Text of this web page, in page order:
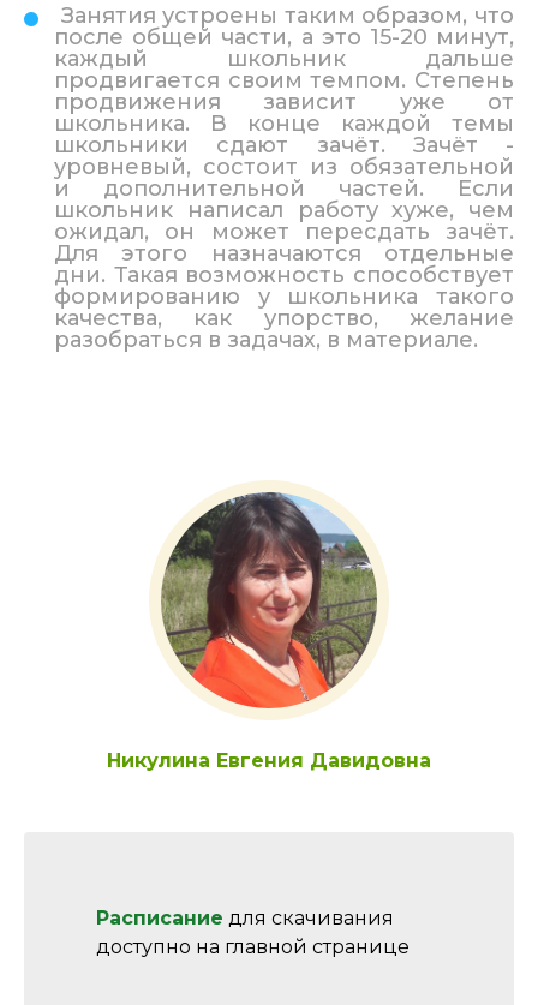
Занятия устроены таким образом, что
после общей части, а это 15-20 минут,
каждый школьник дальше
продвигается своим темпом. Степень
продвижения зависит уже от
школьника. В конце каждой темы
школьники сдают зачёт. Зачёт -
уровневый, состоит из обязательной
и дополнительной частей. Если
школьник написал работу хуже, чем
ожидал, он может пересдать зачёт.
Для этого назначаются отдельные
дни. Такая возможность способствует
формированию у школьника такого
качества, как упорство, желание
разобраться в задачах, в материале.
Никулина Евгения Давидовна
Расписание для скачивания
доступно на главной странице